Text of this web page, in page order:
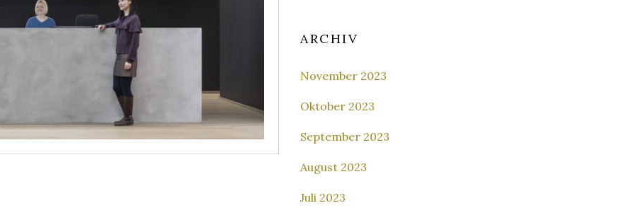
ARCHIV
November 2023
Oktober 2023
September 2023
August 2023
Juli 2023